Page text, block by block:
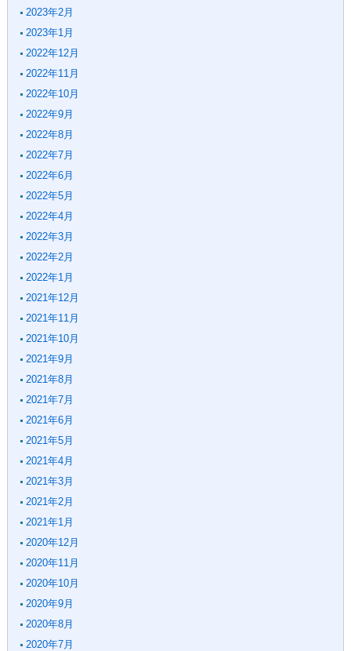
2023年2月
2023年1月
2022年12月
2022年11月
2022年10月
2022年9月
2022年8月
2022年7月
2022年6月
2022年5月
2022年4月
2022年3月
2022年2月
2022年1月
2021年12月
2021年11月
2021年10月
2021年9月
2021年8月
2021年7月
2021年6月
2021年5月
2021年4月
2021年3月
2021年2月
2021年1月
2020年12月
2020年11月
2020年10月
2020年9月
2020年8月
2020年7月